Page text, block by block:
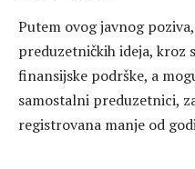
Putem ovog javnog
preduzetničkih ideja, kroz
finansijske podrške, a
samostalni preduzetnici,
registrovana manje od